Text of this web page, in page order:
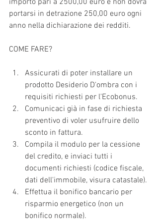
portarsi in detrazione 250,00 euro ogni
anno nella dichiarazione dei redditi.
COME FARE?
Assicurati di poter installare un
prodotto Desiderio D'ombra con i
requisiti richiesti per l'Ecobonus.
Comunicaci già in fase di richiesta
preventivo di voler usufruire dello
sconto in fattura.
Compila il modulo per la cessione
del credito, e inviaci tutti i
documenti richiesti (codice fiscale,
dati dell'immobile, visura catastale).
Effettua il bonifico bancario per
risparmio energetico (non un
bonifico normale).